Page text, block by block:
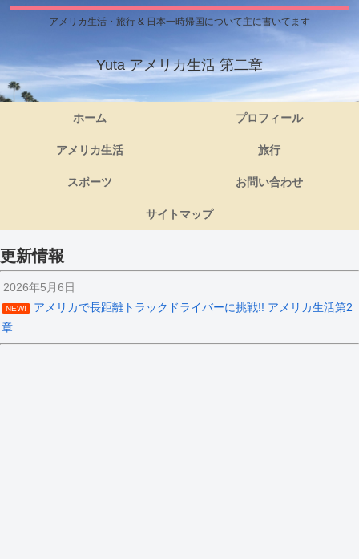
アメリカ生活・旅行 & 日本一時帰国について主に書いてます
Yuta アメリカ生活 第二章
ホーム プロフィール
アメリカ生活 旅行
スポーツ お問い合わせ
サイトマップ
更新情報
2026年5月6日
NEW!
アメリカで長距離トラックドライバーに挑戦!! アメリカ生活第2
章